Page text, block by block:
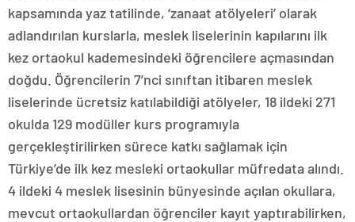
kapsamında yaz tatilinde, ‘zanaat atölyeleri’ olarak
adlandırılan kurslarla, meslek liselerinin kapılarını ilk
kez ortaokul kademesindeki öğrencilere açmasından
doğdu. Öğrencilerin 7’nci sınıftan itibaren meslek
liselerinde ücretsiz katılabildiği atölyeler, 18 ildeki 271
okulda 129 modüller kurs programıyla
gerçekleştirilirken sürece katkı sağlamak için
Türkiye’de ilk kez mesleki ortaokullar müfredata alındı.
4 ildeki 4 meslek lisesinin bünyesinde açılan okullara,
mevcut ortaokullardan öğrenciler kayıt yaptırabilirken,